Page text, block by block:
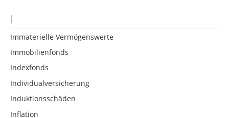
I
Immaterielle Vermögenswerte
Immobilienfonds
Indexfonds
Individualversicherung
Induktionsschäden
Inflation